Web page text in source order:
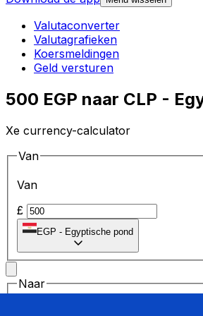
Valutaconverter
Valutagrafieken
Koersmeldingen
Geld versturen
500 EGP naar CLP -
Xe currency-calculator
Van
Van
£
EGP - Egyptische pond
Naar